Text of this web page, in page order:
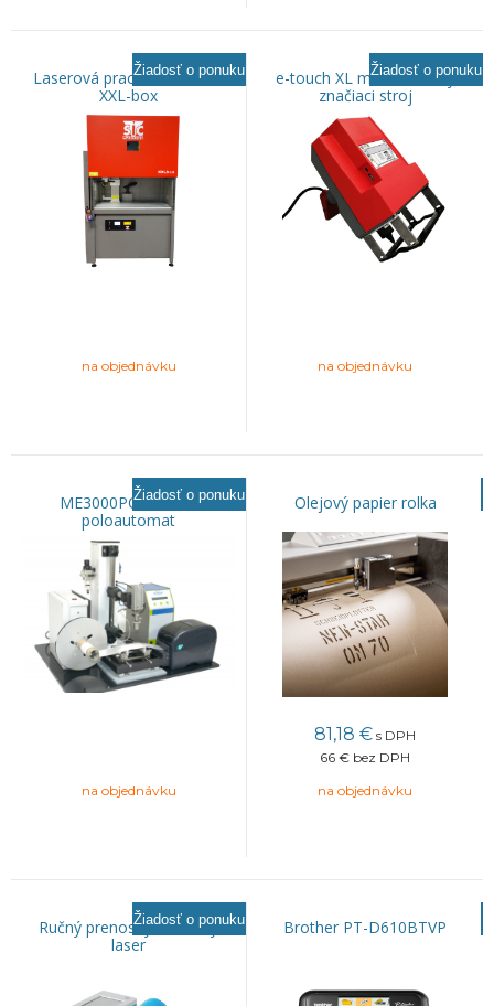
Laserová pracovná stanica
XXL-box
Žiadosť o ponuku
na objednávku
e-touch XL mikroúderový
značiaci stroj
Žiadosť o ponuku
na objednávku
ME3000PC značiaci
poloautomat
Žiadosť o ponuku
na objednávku
Olejový papier rolka
81,18 € s DPH
66 € bez DPH
na objednávku
Ručný prenosný vláknový
laser
Žiadosť o ponuku Brother PT-D610BTVP